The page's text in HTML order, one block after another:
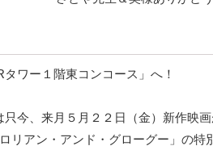
ワー１階東コンコース」へ！
今、来月５月２２日（金）新作映画
リアン・アンド・グローグー」の特